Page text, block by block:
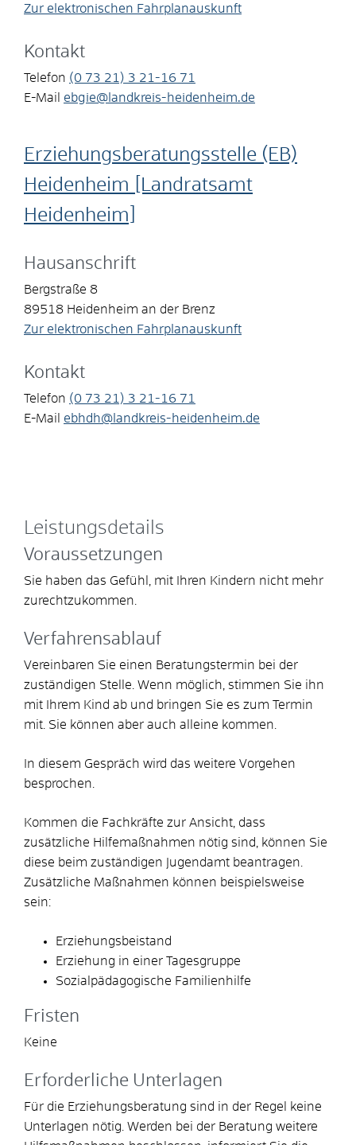
Zur elektronischen Fahrplanauskunft
Kontakt
Telefon (0 73 21) 3 21-16 71
E-Mail
ebgie@landkreis-heidenheim.de
Erziehungsberatungsstelle (EB)
Heidenheim [Landratsamt
Heidenheim]
Hausanschrift
Bergstraße 8
89518 Heidenheim an der Brenz
Zur elektronischen Fahrplanauskunft
Kontakt
Telefon (0 73 21) 3 21-16 71
E-Mail
ebhdh@landkreis-heidenheim.de
Leistungsdetails
Voraussetzungen
Sie haben das Gefühl, mit Ihren Kindern nicht mehr
zurechtzukommen.
Verfahrensablauf
Vereinbaren Sie einen Beratungstermin bei der
zuständigen Stelle. Wenn möglich, stimmen Sie ihn
mit Ihrem Kind ab und bringen Sie es zum Termin
mit. Sie können aber auch alleine kommen.
In diesem Gespräch wird das weitere Vorgehen
besprochen.
Kommen die Fachkräfte zur Ansicht, dass
zusätzliche Hilfemaßnahmen nötig sind
, können Sie
diese beim zuständigen Jugendamt beantragen.
Zusätzliche Maßnahmen können beispielsweise
sein:
Erziehungsbeistand
Erziehung in einer Tagesgruppe
Sozialpädagogische Familienhilfe
Fristen
Keine
Erforderliche Unterlagen
Für die Erziehungsberatung sind in der Regel keine
Unterlagen nötig. Werden bei der Beratung weitere